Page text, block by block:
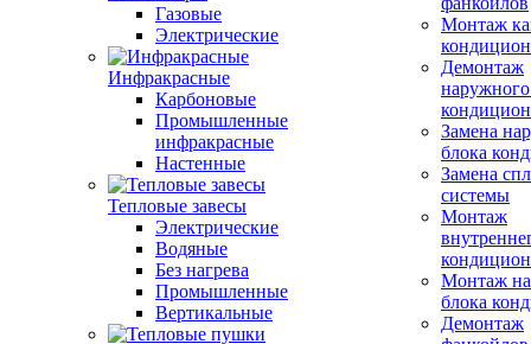
Газовые
Электрические
Инфракрасные
Карбоновые
Промышленные
инфракрасные
Настенные
Тепловые завесы
Электрические
Водяные
Без нагрева
Промышленные
Вертикальные
Монтаж
Демонтаж
Замена
блока
Замена
системы
Монтаж
Монтаж
блока
Демонтаж